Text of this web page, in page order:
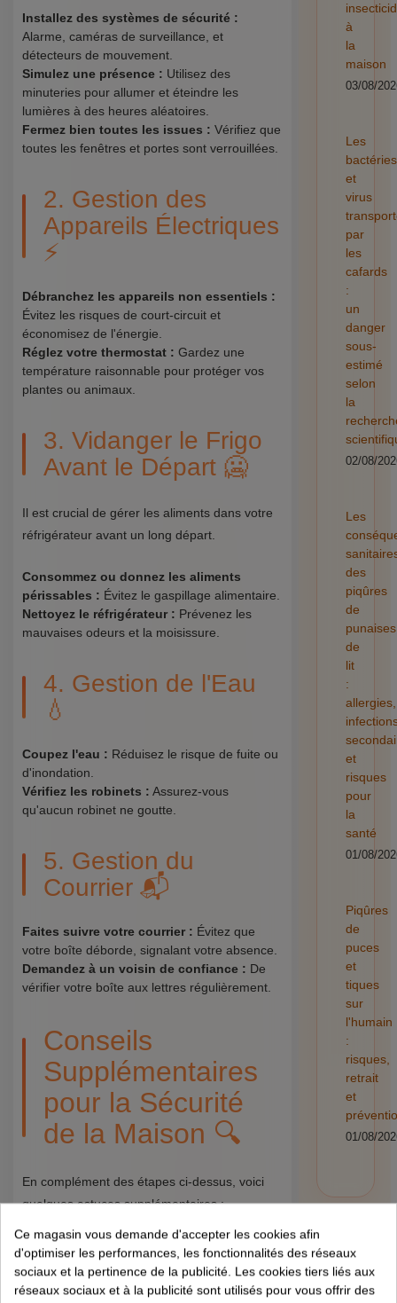
Installez des systèmes de sécurité :
Alarme, caméras de surveillance, et
détecteurs de mouvement.
Simulez une présence : Utilisez des
minuteries pour allumer et éteindre les
lumières à des heures aléatoires.
Fermez bien toutes les issues : Vérifiez que
toutes les fenêtres et portes sont verrouillées.
2. Gestion des
Appareils Électriques
⚡
Débranchez les appareils non essentiels :
Évitez les risques de court-circuit et
économisez de l'énergie.
Réglez votre thermostat : Gardez une
température raisonnable pour protéger vos
plantes ou animaux.
3. Vidanger le Frigo
Avant le Départ 🥶
Il est crucial de gérer les aliments dans votre
réfrigérateur avant un long départ.
Consommez ou donnez les aliments
périssables : Évitez le gaspillage alimentaire.
Nettoyez le réfrigérateur : Prévenez les
mauvaises odeurs et la moisissure.
4. Gestion de l'Eau
💧
Coupez l'eau : Réduisez le risque de fuite ou
d'inondation.
Vérifiez les robinets : Assurez-vous
qu'aucun robinet ne goutte.
5. Gestion du
Courrier 📬
Faites suivre votre courrier : Évitez que
votre boîte déborde, signalant votre absence.
Demandez à un voisin de confiance : De
vérifier votre boîte aux lettres régulièrement.
Conseils
Supplémentaires
pour la Sécurité
de la Maison 🔍
En complément des étapes ci-dessus, voici
quelques astuces supplémentaires :
Ne partagez pas vos plans de vacances
sur les réseaux sociaux : Les informations
peuvent être utilisées à des fins malveillantes.
à
la
maison
03/08/
Les
bactéries
et
virus
par
les
cafards
:
un
danger
sous-
estimé
selon
la
02/08/
Les
des
piqûres
de
punaises
de
lit
:
allergies,
et
risques
pour
la
santé
01/08/
Piqûres
de
puces
et
tiques
sur
l'humain
:
risques,
retrait
et
01/08/
Ce magasin vous demande d'accepter les cookies afin
d'optimiser les performances, les fonctionnalités des réseaux
sociaux et la pertinence de la publicité. Les cookies tiers liés aux
réseaux sociaux et à la publicité sont utilisés pour vous offrir des